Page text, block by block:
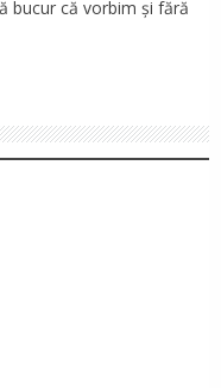
bucur că vorbim și fără